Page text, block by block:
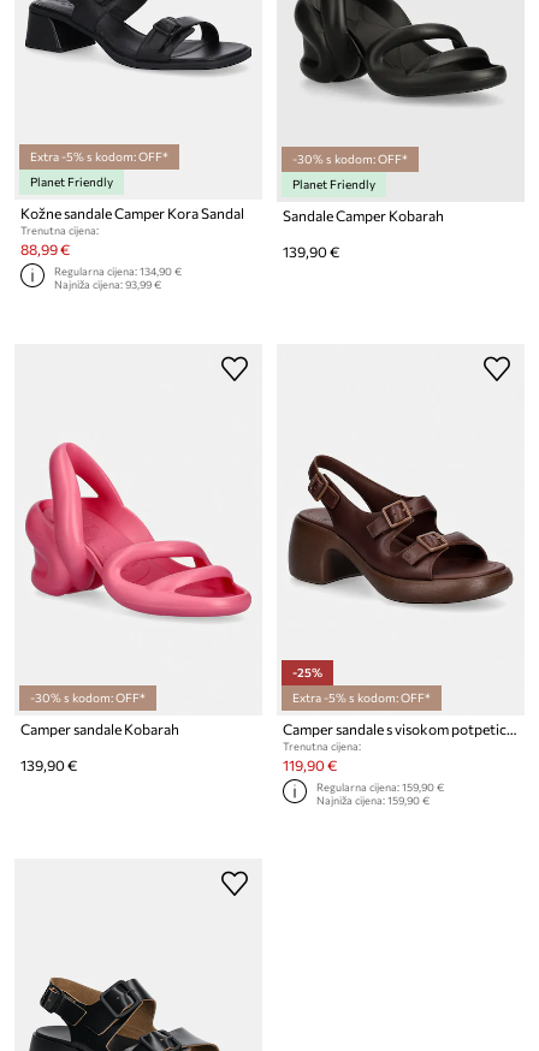
Extra -5% s kodom: OFF*
Planet Friendly
Kožne sandale Camper Kora Sandal
Trenutna cijena:
88,99 €
Regularna cijena:134,90 €
Najniža cijena:93,99 €
-30% s kodom: OFF*
Planet Friendly
Sandale Camper Kobarah
139,90 €
-30% s kodom: OFF*
Camper sandale Kobarah
139,90 €
-25%
Extra -5% s kodom: OFF*
Camper sandale s visokom potpeticom od kože Thelma Sandal
Trenutna cijena:
119,90 €
Regularna cijena:159,90 €
Najniža cijena:159,90 €